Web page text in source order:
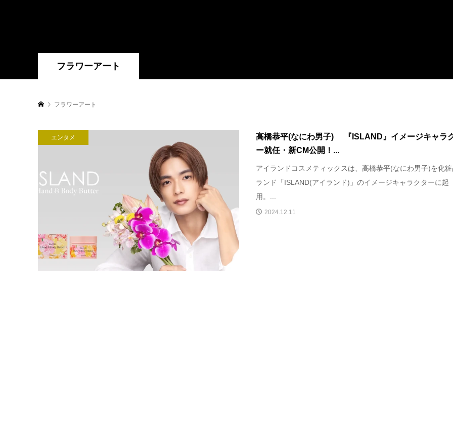
フラワーアート
フラワーアート
エンタメ
高橋恭平(なにわ男子) 『ISLAND』イメージキャラ
ー就任・新CM公開！...
アイランドコスメティックスは、高橋恭平(なにわ男子)を化
ランド「ISLAND(アイランド)」のイメージキャラクターに起
用。...
2024.12.11